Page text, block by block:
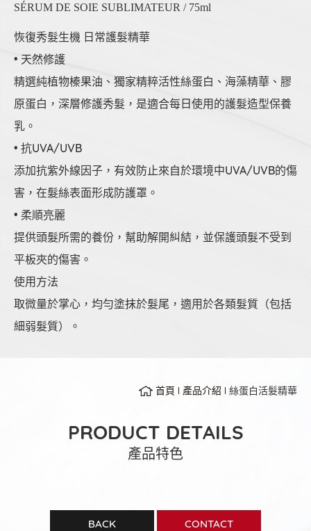
SÉRUM DE SOIE SUBLIMATEUR / 75ml
恢復秀髮生機 日常護髮精華
• 天然修護
精選純植物榛果油、獨家精粹活性絲蛋白、海藻精華、膠
原蛋白，深層修護秀髮，是適合每日使用的護髮造型保養
乳。
• 抗UVA/UVB
添加抗紫外線因子，有效防止來自於環境中UVA/UVB的傷
害，在髮絲表面形成防護罩。
• 柔順亮麗
提供頭髮所需的養份，幫助解開糾結，並保護頭髮不受到
平板夾的傷害。
使用方法
取微量於掌心，均勻塗抹於髮尾，適用於各類髮質（包括
細弱髮質）。
首頁 產品介紹 絲蛋白活髮精華
PRODUCT DETAILS
產品特色
BACK CONTACT